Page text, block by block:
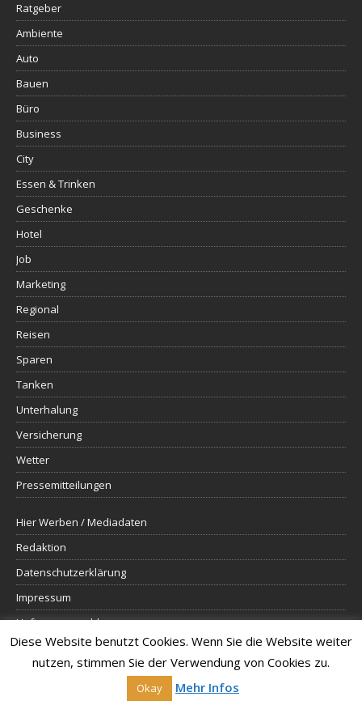
Ratgeber
Ambiente
Auto
Bauen
Büro
Business
City
Essen & Trinken
Geschenke
Hotel
Job
Marketing
Regional
Reisen
Sparen
Tanken
Unterhalung
Versicherung
Wetter
Pressemitteilungen
Hier Werben / Mediadaten
Redaktion
Datenschutzerklärung
Impressum
Haftungsausschluss
sitemap
Copyright © 2026 | WordPress Theme von
Diese Website benutzt Cookies. Wenn Sie die Website weiter
nutzen, stimmen Sie der Verwendung von Cookies zu.
Okay Mehr Infos